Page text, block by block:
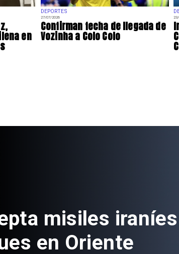
en
DEPORTES
27/07/2026
Confirman fecha de llegada de
Vozinha a Colo Colo
más de 100
través de nuevo